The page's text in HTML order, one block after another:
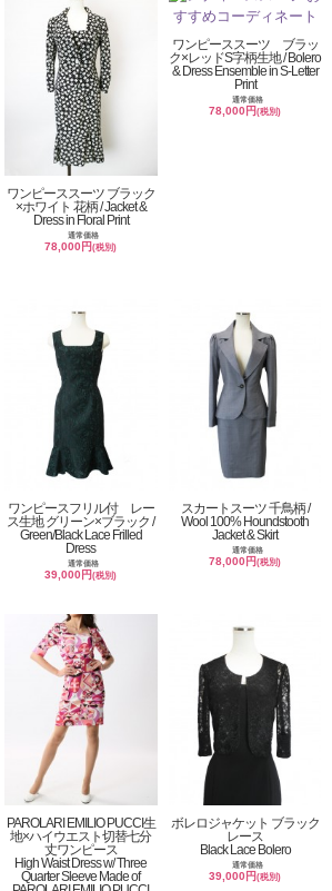
ワンピーススーツ ブラック
×ホワイト 花柄 / Jacket &
Dress in Floral Print
通常価格
78,000円(税別)
ワンピーススーツ ブラッ
ク×レッドS字柄生地 / Bolero
& Dress Ensemble in S-Letter
Print
通常価格
78,000円(税別)
ワンピースフリル付 レー
ス生地 グリーン×ブラック /
Green/Black Lace Frilled
Dress
通常価格
39,000円(税別)
スカートスーツ 千鳥柄 /
Wool 100% Houndstooth
Jacket & Skirt
通常価格
78,000円(税別)
PAROLARI EMILIO PUCCI生
地×ハイウエスト切替七分
丈ワンピース
High Waist Dress w/ Three
Quarter Sleeve Made of
ボレロジャケット ブラック
レース
Black Lace Bolero
通常価格
39,000円(税別)